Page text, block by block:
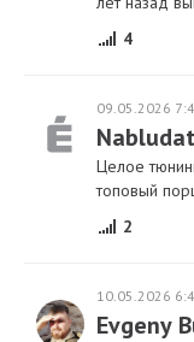
4
09.05.2026
Целое
топовый
2
10.05.2026
Evgeny